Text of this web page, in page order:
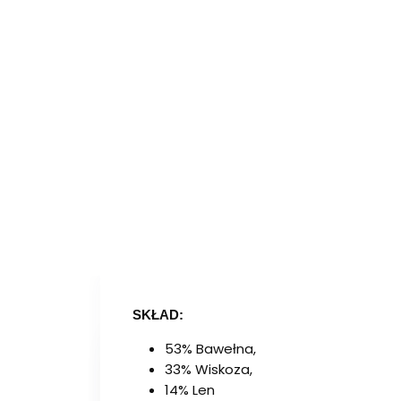
SKŁAD:
53% Bawełna,
33% Wiskoza,
14% Len